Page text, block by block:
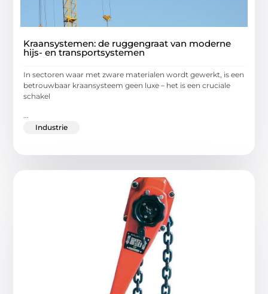
Kraansystemen: de ruggengraat van moderne
hijs- en transportsystemen
In sectoren waar met zware materialen wordt gewerkt, is een
betrouwbaar kraansysteem geen luxe – het is een cruciale
schakel
...
Industrie